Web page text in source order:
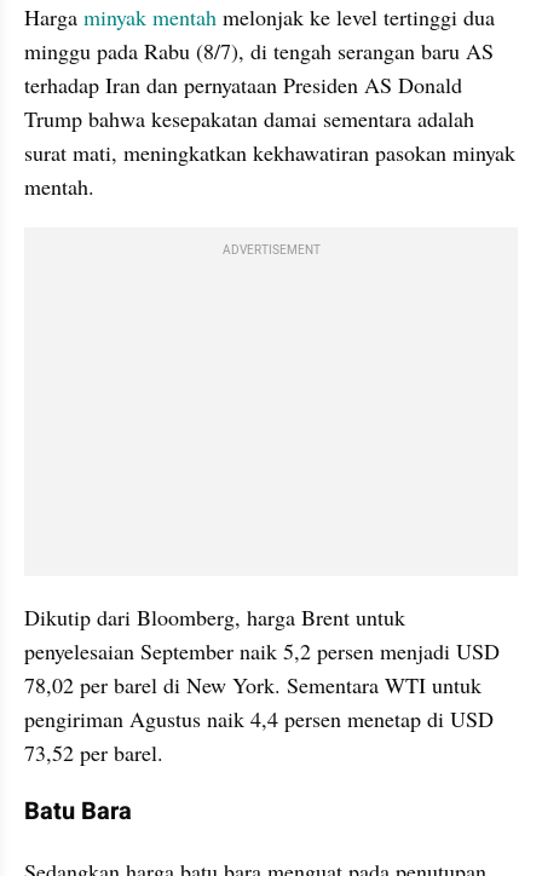
Harga minyak mentah melonjak ke level tertinggi dua
minggu pada Rabu (8/7), di tengah serangan baru AS
terhadap Iran dan pernyataan Presiden AS Donald
Trump bahwa kesepakatan damai sementara adalah
surat mati, meningkatkan kekhawatiran pasokan minyak
mentah.
ADVERTISEMENT
Dikutip dari Bloomberg, harga Brent untuk
penyelesaian September naik 5,2 persen menjadi USD
78,02 per barel di New York. Sementara WTI untuk
pengiriman Agustus naik 4,4 persen menetap di USD
73,52 per barel.
Batu Bara